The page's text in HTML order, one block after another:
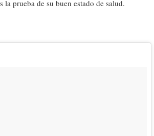
la prueba de su buen estado de salud.